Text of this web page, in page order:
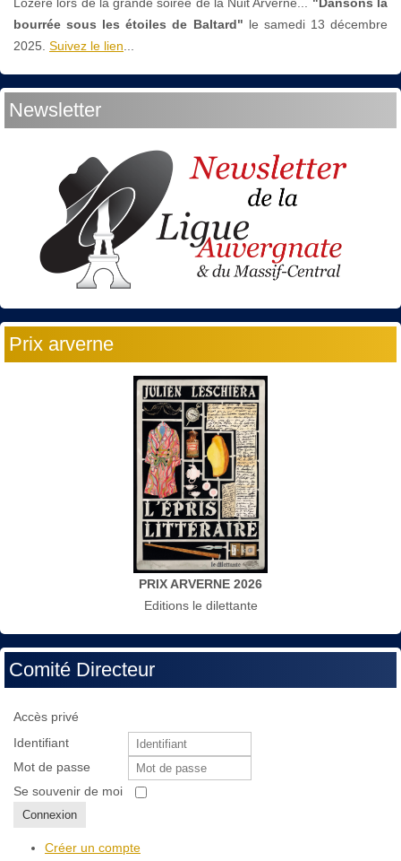
bourrée sous les étoiles de Baltard" le samedi 13 décembre
2025. Suivez le lien
Newsletter
Prix arverne
PRIX ARVERNE 2026
Editions le dilettante
Comité Directeur
Accès privé
Identifiant
Mot de passe
Se souvenir de moi
Connexion
Créer un compte